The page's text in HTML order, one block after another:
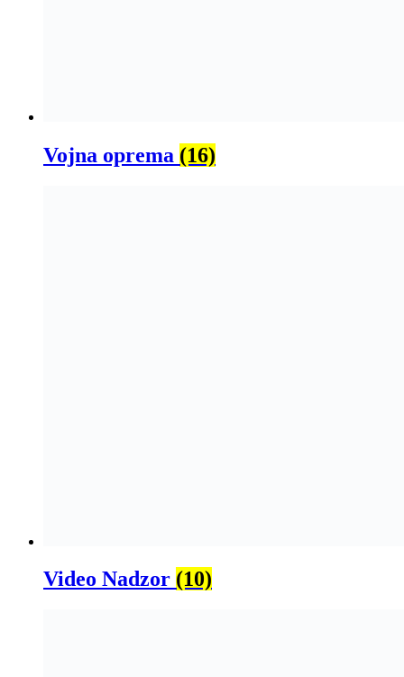
Vojna oprema (16)
Video Nadzor (10)